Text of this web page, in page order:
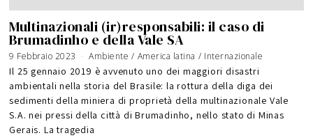
Multinazionali (ir)responsabili: il caso di
Brumadinho e della Vale SA
9 Febbraio 2023 Ambiente / America latina / Internazionale
Il 25 gennaio 2019 è avvenuto uno dei maggiori disastri
ambientali nella storia del Brasile: la rottura della diga dei
sedimenti della miniera di proprietà della multinazionale Vale
S.A. nei pressi della città di Brumadinho, nello stato di Minas
Gerais. La tragedia